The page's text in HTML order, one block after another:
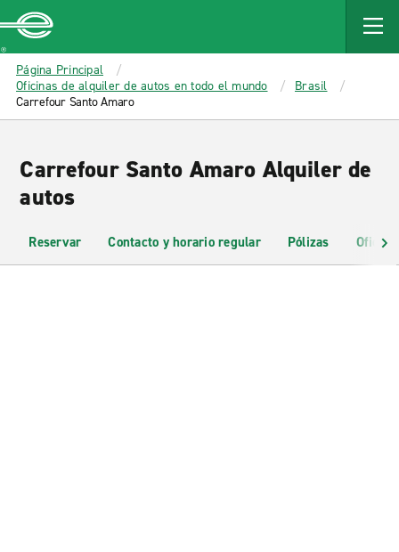
MAIN
CONTENT
Enterprise
Página Principal
Oficinas de alquiler de autos en todo el mundo
Brasil
Carrefour Santo Amaro
Carrefour Santo Amaro Alquiler de
autos
Reservar Contacto y horario regular Pólizas